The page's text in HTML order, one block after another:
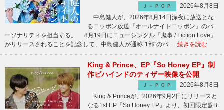
Ｊ－ＰＯＰ
2026年8月8日
中島健人が、2026年8月14日深夜に放送とな
るニッポン放送『オールナイトニッポン』のパ
ーソナリティを担当する。 8月19日にニューシングル『鬼事 / Fiction Love』
がリリースされることを記念して、中島健人が通称“1部”のパ … 続きを読む
King & Prince、EP『So Honey EP』制
作ビハインドのティザー映像を公開
Ｊ－ＰＯＰ
2026年8月8日
King & Princeが、2026年9月2日にリリースと
なる1st EP『So Honey EP』より、初回限定盤B